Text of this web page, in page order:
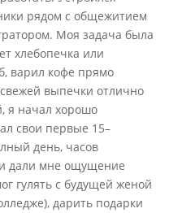
рядом с общежитием
Моя задача была
хлебопечка или
варил кофе прямо
выпечки отлично
я начал хорошо
свои первые 15–
день, часов
дали мне ощущение
гулять с будущей женой
дарить подарки